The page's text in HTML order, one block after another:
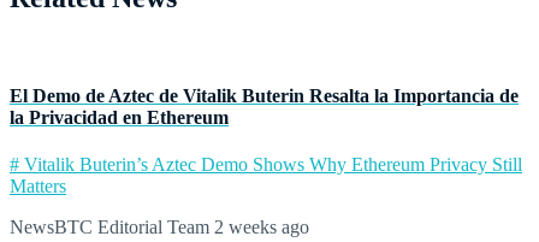
El Demo de Aztec de Vitalik Buterin Resalta la Importancia de
la Privacidad en Ethereum
# Vitalik Buterin’s Aztec Demo Shows Why Ethereum Privacy Still
Matters
NewsBTC Editorial Team 2 weeks ago